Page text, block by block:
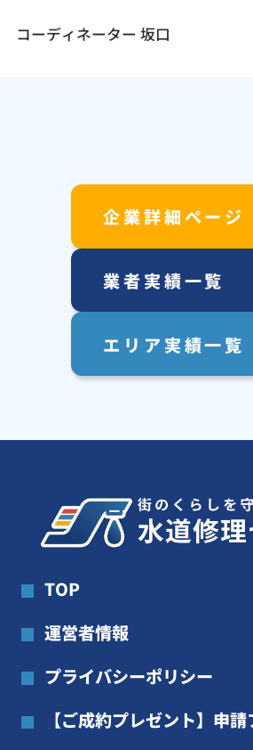
コーディネーター 坂口
企業詳細ページ
業者実績一覧
エリア実績一覧
TOP
運営者情報
プライバシーポリシー
【ご成約プレゼント】申